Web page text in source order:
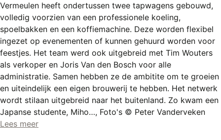
FACEBOOK
LINKS
Vermeulen heeft ondertussen twee tapwagens gebouwd,
volledig voorzien van een professionele koeling,
spoelbakken en een koffiemachine. Deze worden flexibel
ingezet op evenementen of kunnen gehuurd worden voor
feestjes. Het team werd ook uitgebreid met Tim Wouters
als verkoper en Joris Van den Bosch voor alle
administratie. Samen hebben ze de ambitite om te groeien
en uiteindelijk een eigen brouwerij te hebben. Het netwerk
wordt stilaan uitgebreid naar het buitenland. Zo kwam een
Japanse studente, Miho…, Foto's © Peter Vanderveken
Lees meer